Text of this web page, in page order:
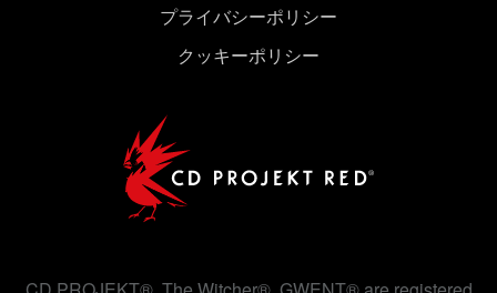
プライバシーポリシー
クッキーポリシー